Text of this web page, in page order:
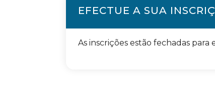
EFECTUE A SUA
As inscrições estão fechadas para